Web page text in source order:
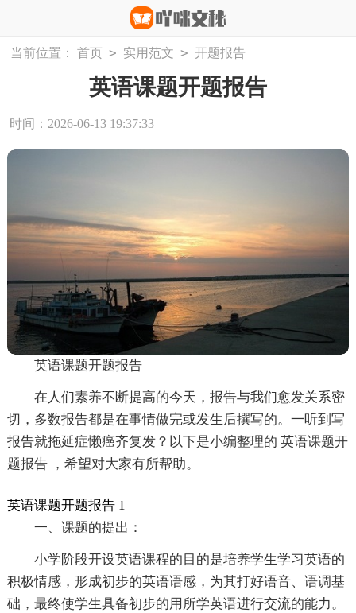
当前位置： 首页 > 实用范文 > 开题报告
英语课题开题报告
时间：2026-06-13 19:37:33
英语课题开题报告
在人们素养不断提高的今天，报告与我们愈发关系密
切，多数报告都是在事情做完或发生后撰写的。一听到写
报告就拖延症懒癌齐复发？以下是小编整理的 英语课题开
题报告 ，希望对大家有所帮助。
英语课题开题报告 1
一、课题的提出：
小学阶段开设英语课程的目的是培养学生学习英语的
积极情感，形成初步的英语语感，为其打好语音、语调基
础，最终使学生具备初步的用所学英语进行交流的能力。